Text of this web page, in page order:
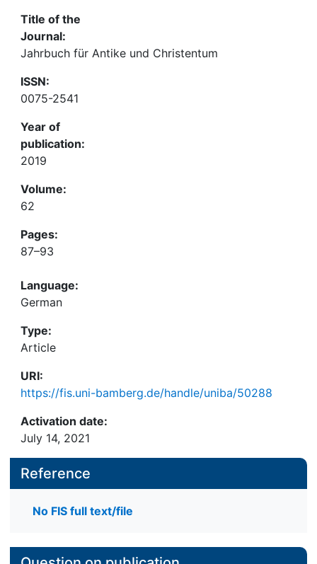
Title of the
Journal:
Jahrbuch für Antike und Christentum
ISSN:
0075-2541
Year of
publication:
2019
Volume:
62
Pages:
87–93
Language:
German
Type:
Article
URI:
https://fis.uni-bamberg.de/handle/uniba/50288
Activation date:
July 14, 2021
Reference
No FIS full text/file